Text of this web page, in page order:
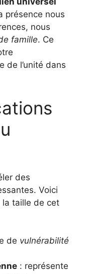
présence nous
nous
famille. Ce
de l’unité dans
des
Voici
la taille de cet
de vulnérabilité
: représente